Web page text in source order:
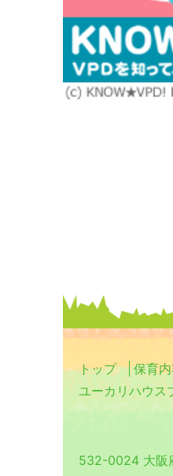
トップ 保育
ユーカリハウス
532-0024 大阪